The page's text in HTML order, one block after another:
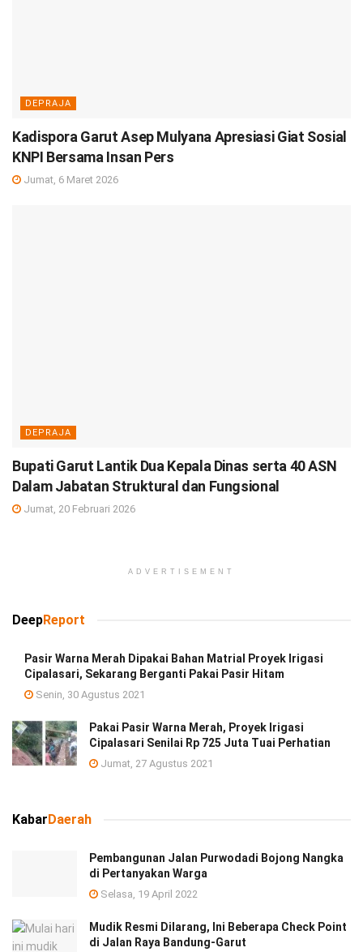
DEPRAJA
Kadispora Garut Asep Mulyana Apresiasi Giat Sosial
KNPI Bersama Insan Pers
Jumat, 6 Maret 2026
DEPRAJA
Bupati Garut Lantik Dua Kepala Dinas serta 40 ASN
Dalam Jabatan Struktural dan Fungsional
Jumat, 20 Februari 2026
ADVERTISEMENT
DeepReport
Pasir Warna Merah Dipakai Bahan Matrial Proyek Irigasi
Cipalasari, Sekarang Berganti Pakai Pasir Hitam
Senin, 30 Agustus 2021
Pakai Pasir Warna Merah, Proyek Irigasi
Cipalasari Senilai Rp 725 Juta Tuai Perhatian
Jumat, 27 Agustus 2021
KabarDaerah
Pembangunan Jalan Purwodadi Bojong Nangka
di Pertanyakan Warga
Selasa, 19 April 2022
Mudik Resmi Dilarang, Ini Beberapa Check Point
di Jalan Raya Bandung-Garut